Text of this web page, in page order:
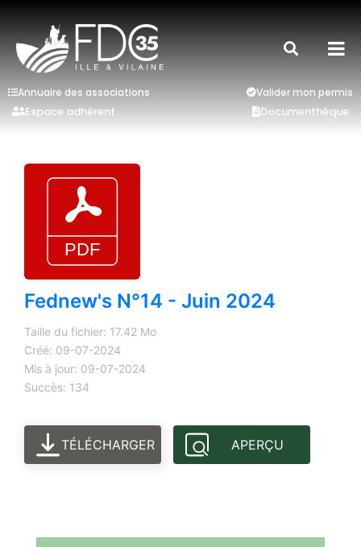
Annuaire des associations Valider mon permis
Espace adhérent Documenthèque
Fednew's N°14 - Juin 2024
Taille du fichier: 17.42 Mo
Créé: 09-07-2024
Mis à jour: 09-07-2024
Succès: 134
TÉLÉCHARGER APERÇU